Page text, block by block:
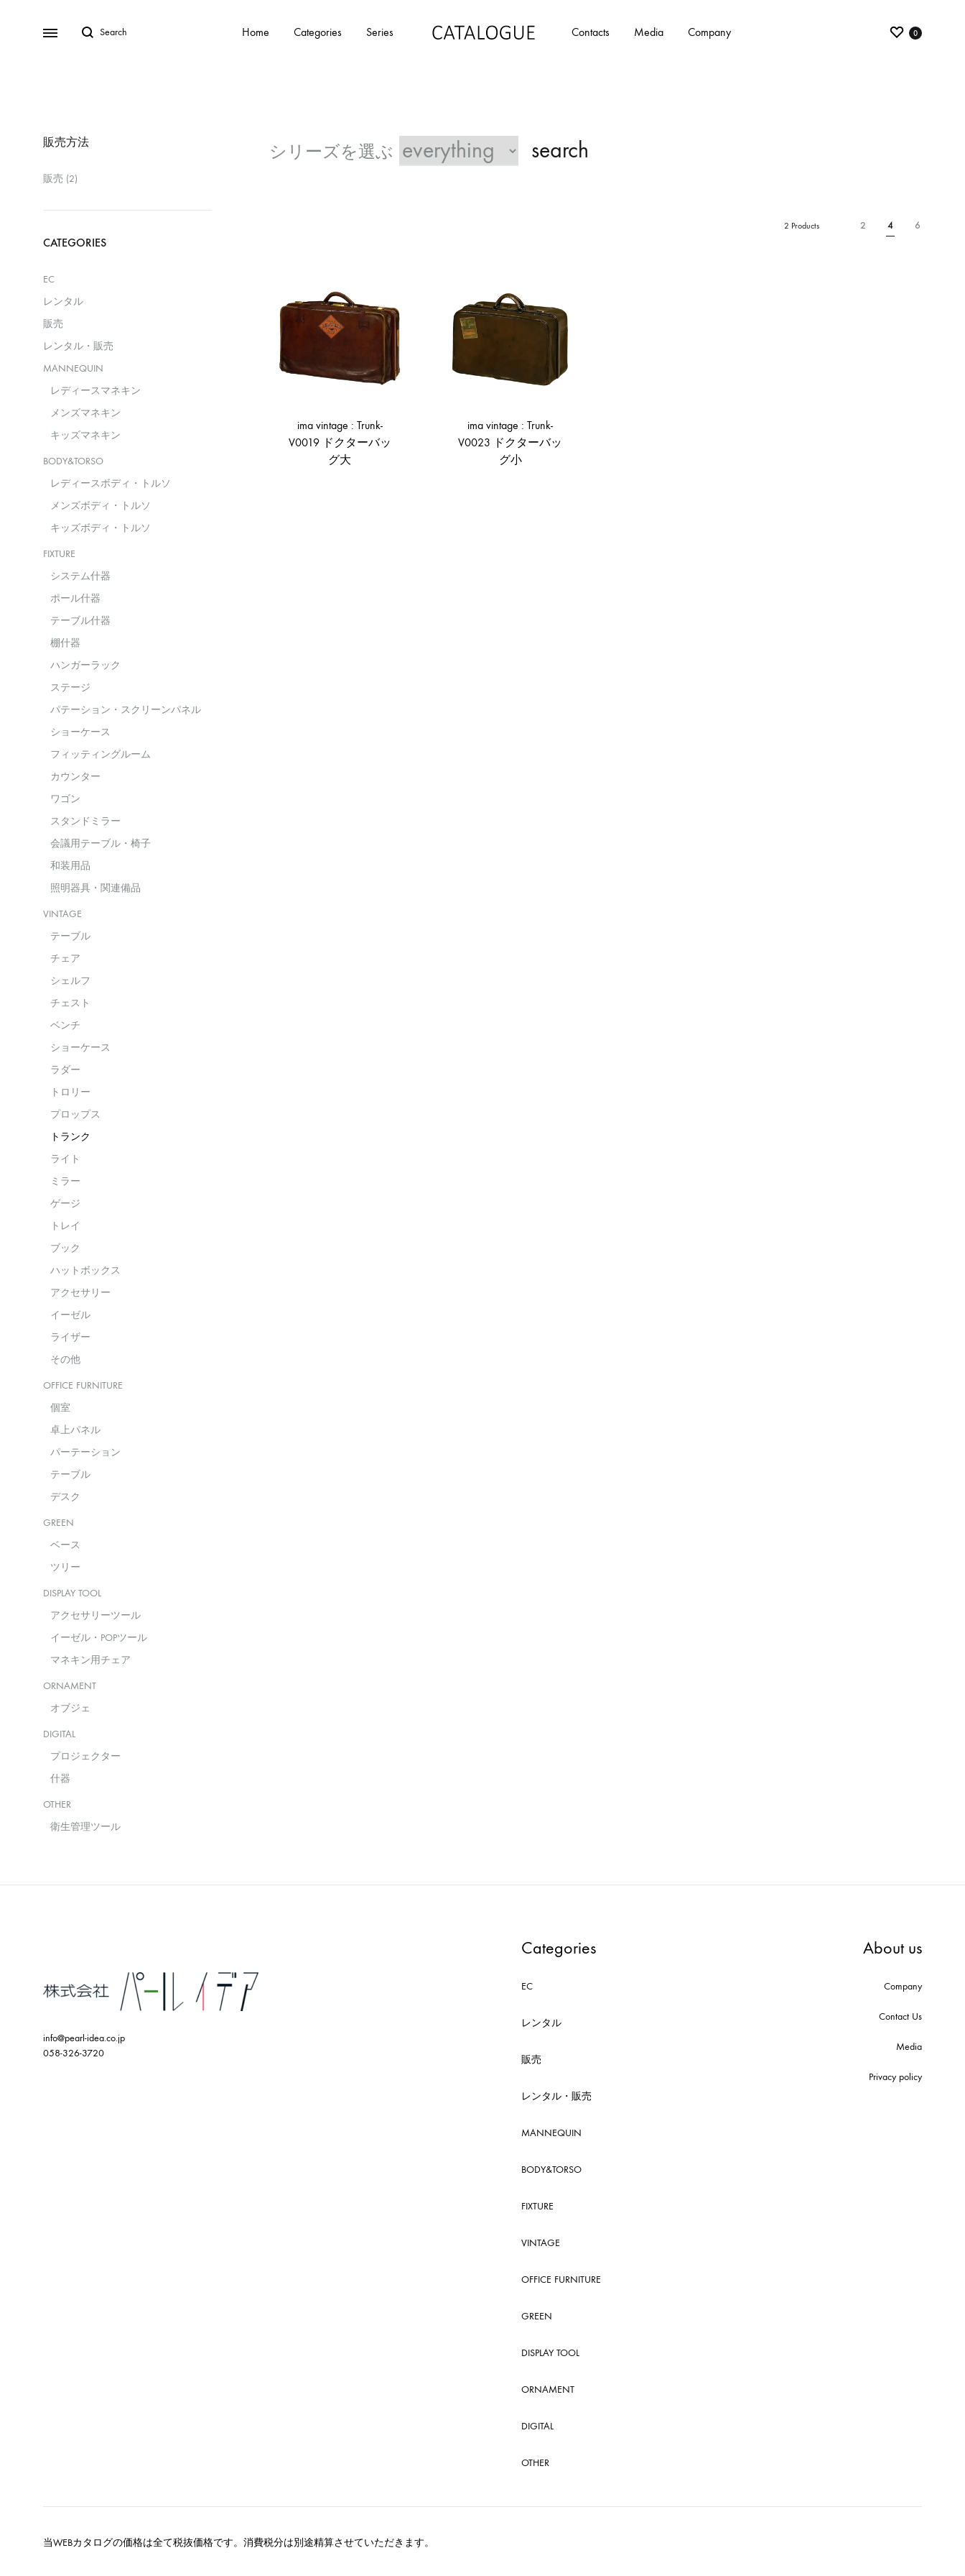
Home Categories Series
|
パ
デ
ア
Contacts Media Company 0
search
2 4 6
2 Products
ima vintage : Trunk-
V0019 ドクターバッ
グ大
ima vintage : Trunk-
V0023 ドクターバッ
グ小
販売方法
販売 (2)
CATEGORIES
EC
レンタル
販売
レンタル・販売
MANNEQUIN
レディースマネキン
メンズマネキン
キッズマネキン
BODY&TORSO
レディースボディ・トルソ
メンズボディ・トルソ
キッズボディ・トルソ
FIXTURE
システム什器
ポール什器
テーブル什器
棚什器
ハンガーラック
ステージ
パテーション・スクリーンパネル
ショーケース
フィッティングルーム
カウンター
ワゴン
スタンドミラー
会議用テーブル・椅子
和装用品
照明器具・関連備品
VINTAGE
テーブル
チェア
シェルフ
チェスト
ベンチ
ショーケース
ラダー
トロリー
プロップス
トランク
ライト
ミラー
ゲージ
トレイ
ブック
ハットボックス
アクセサリー
イーゼル
ライザー
その他
OFFICE FURNITURE
個室
卓上パネル
パーテーション
テーブル
デスク
GREEN
ベース
ツリー
DISPLAY TOOL
アクセサリーツール
イーゼル・POPツール
マネキン用チェア
ORNAMENT
オブジェ
DIGITAL
プロジェクター
什器
OTHER
衛生管理ツール
info@pearl-idea.co.jp
058-326-3720
Categories
EC
レンタル
販売
レンタル・販売
MANNEQUIN
BODY&TORSO
FIXTURE
VINTAGE
OFFICE FURNITURE
GREEN
DISPLAY TOOL
ORNAMENT
DIGITAL
OTHER
About us
Company
Contact Us
Media
Privacy policy
当WEBカタログの価格は全て税抜価格です。消費税分は別途精算させていただきます。